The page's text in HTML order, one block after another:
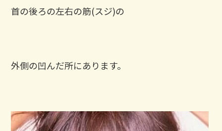
首の後ろの左右の筋(スジ)の
外側の凹んだ所にあります。